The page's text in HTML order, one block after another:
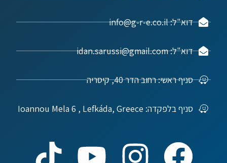
דוא"ל: info@g-r-e.co.il
דוא"ל: idan.sarussi@gmail.com
סניף ראשי: רחוב הדר 40, קיסריה
סניף בלפקדה: Ioannou Mela 6 , Lefkáda, Greece